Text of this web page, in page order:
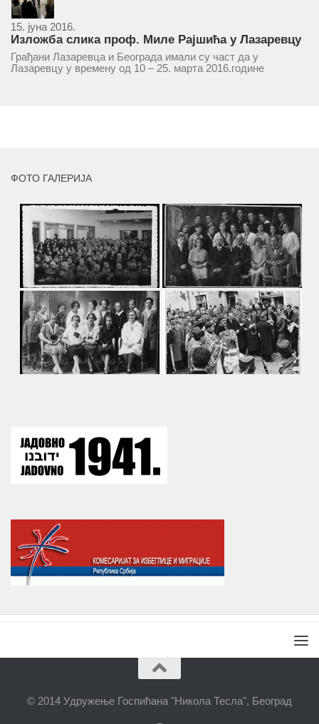
15. јуна 2016.
Изложба слика проф. Миле Рајшића у Лазаревцу
Грађани Лазаревца и Београда имали су част да у
Лазаревцу у времену од 10 – 25. марта 2016.године
ФОТО ГАЛЕРИЈА
© 2014 Удружење Госпићана "Никола Тесла", Београд